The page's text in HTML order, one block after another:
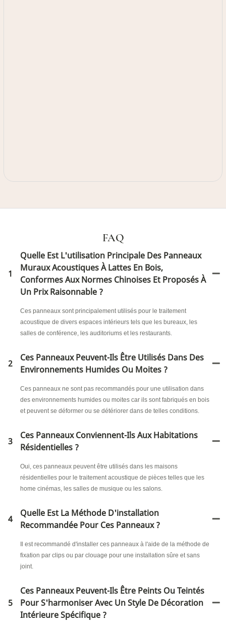
FAQ
1
Quelle Est L'utilisation Principale Des Panneaux
Muraux Acoustiques À Lattes En Bois,
Conformes Aux Normes Chinoises Et Proposés À
Un Prix Raisonnable ?
Ces panneaux sont principalement utilisés pour le traitement
acoustique de divers espaces intérieurs tels que les bureaux, les
salles de conférence, les auditoriums et les restaurants.
2
Ces Panneaux Peuvent-Ils Être Utilisés Dans Des
Environnements Humides Ou Moites ?
Ces panneaux ne sont pas recommandés pour une utilisation dans
des environnements humides ou moites car ils sont fabriqués en bois
et peuvent se déformer ou se détériorer dans de telles conditions.
3
Ces Panneaux Conviennent-Ils Aux Habitations
Résidentielles ?
Oui, ces panneaux peuvent être utilisés dans les maisons
résidentielles pour le traitement acoustique de pièces telles que les
home cinémas, les salles de musique ou les salons.
4
Quelle Est La Méthode D'installation
Recommandée Pour Ces Panneaux ?
Il est recommandé d'installer ces panneaux à l'aide de la méthode de
fixation par clips ou par clouage pour une installation sûre et sans
joint.
5
Ces Panneaux Peuvent-Ils Être Peints Ou Teintés
Pour S'harmoniser Avec Un Style De Décoration
Intérieure Spécifique ?